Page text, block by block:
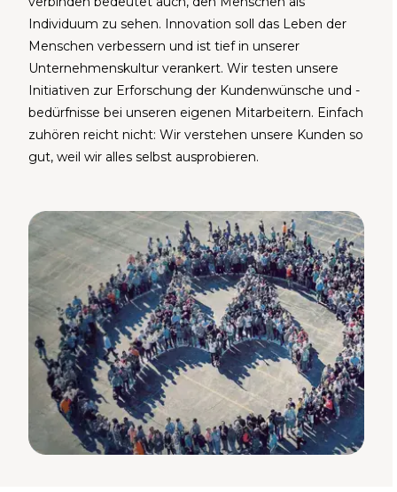
Individuum zu sehen. Innovation soll das Leben der
Menschen verbessern und ist tief in unserer
Unternehmenskultur verankert. Wir testen unsere
Initiativen zur Erforschung der Kundenwünsche und -
bedürfnisse bei unseren eigenen Mitarbeitern. Einfach
zuhören reicht nicht: Wir verstehen unsere Kunden so
gut, weil wir alles selbst ausprobieren.